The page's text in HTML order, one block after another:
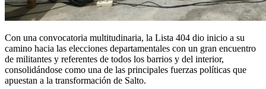
Con una convocatoria multitudinaria, la Lista 404 dio inicio a su
camino hacia las elecciones departamentales con un gran encuentro
de militantes y referentes de todos los barrios y del interior,
consolidándose como una de las principales fuerzas políticas que
apuestan a la transformación de Salto.